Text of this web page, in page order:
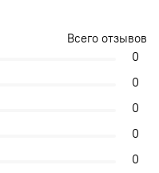
Всего отзывов
0
0
0
0
0